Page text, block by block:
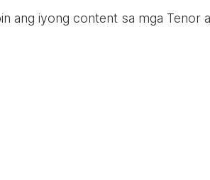
ang iyong content sa mga Tenor